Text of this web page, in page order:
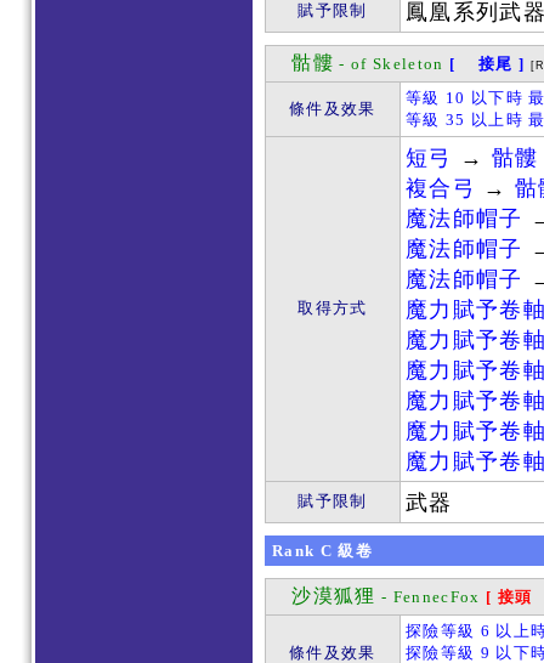
賦予限制 鳳凰系列武
骷髏 - of Skeleton [ 接尾 ]
條件及效果
等級 10 以下時
等級 35 以上時
取得方式
短弓 → 骷髏
複合弓
→ 骷
魔法師帽子
魔法師帽子
魔法師帽子
魔力賦予卷
魔力賦予卷
魔力賦予卷
魔力賦予卷
魔力賦予卷
魔力賦予卷
賦予限制 武器
Rank C 級卷
沙漠狐狸 - FennecFox [ 接
條件及效果
探險等級 6 以上
探險等級 9 以下